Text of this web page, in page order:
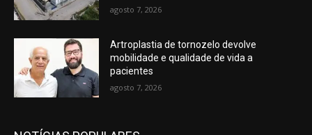
agosto 7, 2026
Artroplastia de tornozelo devolve
mobilidade e qualidade de vida a
pacientes
agosto 7, 2026